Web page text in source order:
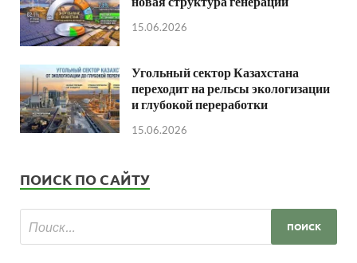
15.06.2026
Угольный сектор Казахстана
переходит на рельсы экологизации
и глубокой переработки
15.06.2026
ПОИСК ПО САЙТУ